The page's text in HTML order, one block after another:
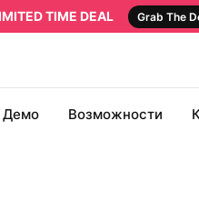
TIME DEAL Grab The
Демо Возможности